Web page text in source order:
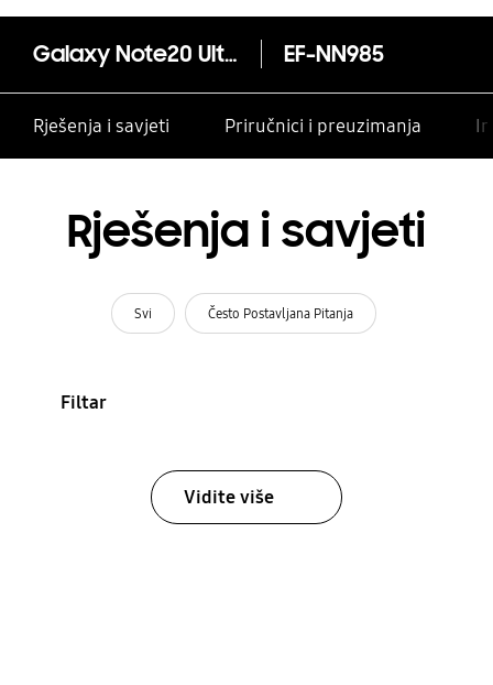
Galaxy Note20 Ultra LED View maska EF-NN985
Rješenja i savjeti Priručnici i preuzimanja
Rješenja i savjeti
Svi Često Postavljana Pitanja
Filtar
Vidite više